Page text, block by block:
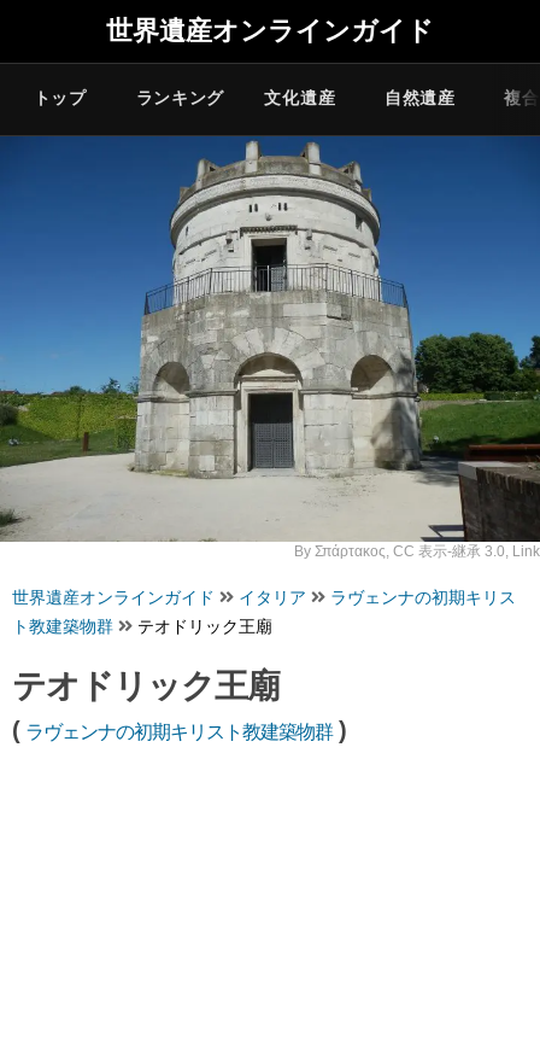
世界遺産オンラインガイド
トップ ランキング 文化遺産 自然遺産 複
By Σπάρτακος, CC 表示-継承 3.0, Link
世界遺産オンラインガイド イタリア
ラヴェンナの初期キリス
ト教建築物群
テオドリック王廟
テオドリック王廟
( ラヴェンナの初期キリスト教建築物群)